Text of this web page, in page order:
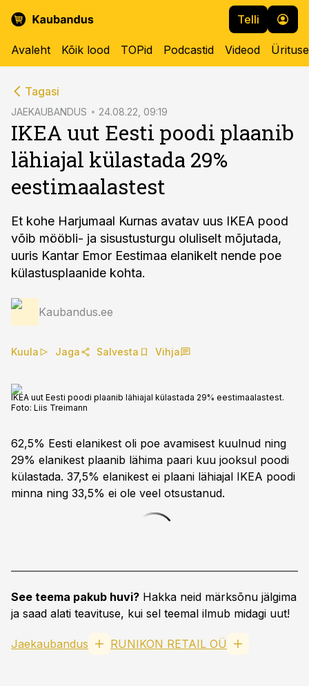
Telli
Avaleht Kõik lood TOPid Podcastid Videod
Tagasi
JAEKAUBANDUS 24.08.22, 09:19
IKEA uut Eesti poodi plaanib
lähiajal külastada 29%
eestimaalastest
Et kohe Harjumaal Kurnas avatav uus IKEA pood
võib mööbli- ja sisustusturgu oluliselt mõjutada,
uuris Kantar Emor Eestimaa elanikelt nende poe
külastusplaanide kohta.
Kaubandus.ee
Kuula Jaga Salvesta Vihja
IKEA uut Eesti poodi plaanib lähiajal külastada 29% eestimaalastest.
Foto: Liis Treimann
62,5% Eesti elanikest oli poe avamisest kuulnud ning
29% elanikest plaanib lähima paari kuu jooksul poodi
külastada. 37,5% elanikest ei plaani lähiajal IKEA poodi
minna ning 33,5% ei ole veel otsustanud.
See teema pakub huvi? Hakka neid märksõnu jälgima
ja saad alati teavituse, kui sel teemal ilmub midagi uut!
Jaekaubandus RUNIKON RETAIL OÜ